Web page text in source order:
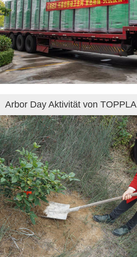
Arbor Day Aktivität von TOPPLA